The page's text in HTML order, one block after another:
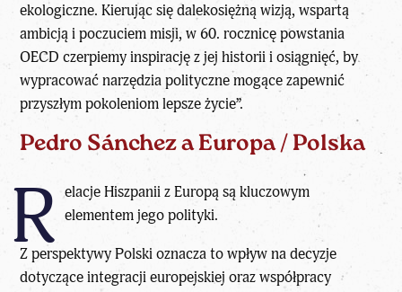
ekologiczne. Kierując się dalekosiężną wizją, wspartą
ambicją i poczuciem misji, w 60. rocznicę powstania
OECD czerpiemy inspirację z jej historii i osiągnięć, by
wypracować narzędzia polityczne mogące zapewnić
przyszłym pokoleniom lepsze życie”.
Pedro Sánchez a Europa / Polska
R elacje Hiszpanii z Europą są kluczowym
elementem jego polityki.
Z perspektywy Polski oznacza to wpływ na decyzje
dotyczące integracji europejskiej oraz współpracy